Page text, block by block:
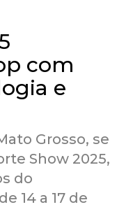
com
e
Grosso, se
Show 2025,
do
14 a 17 de